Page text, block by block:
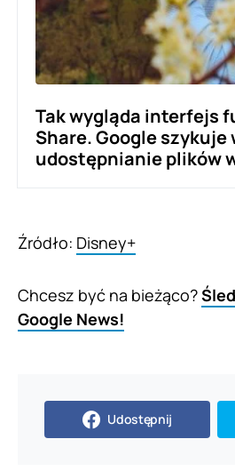
Tak wygląda interfejs
Share. Google
udostępnianie plików
Źródło: Disney+
Chcesz być na bieżąco?
Google News!
Udostępnij